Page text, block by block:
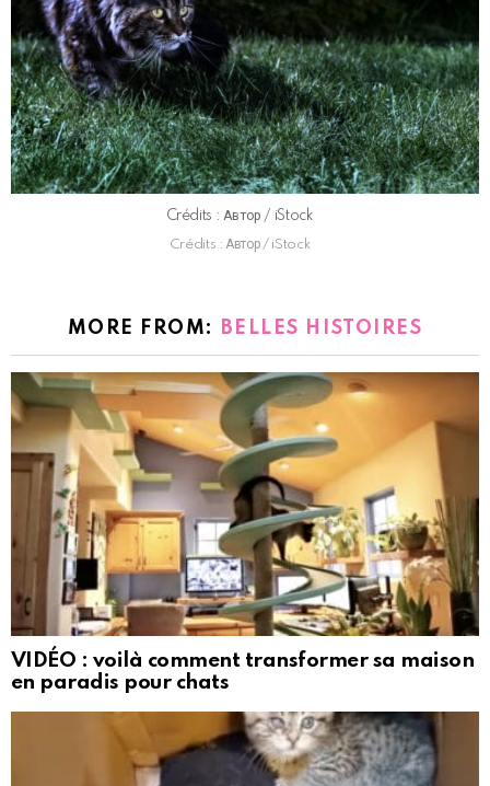
Crédits : Автор / iStock
Crédits : Автор / iStock
MORE FROM: BELLES HISTOIRES
VIDÉO : voilà comment transformer sa maison
en paradis pour chats